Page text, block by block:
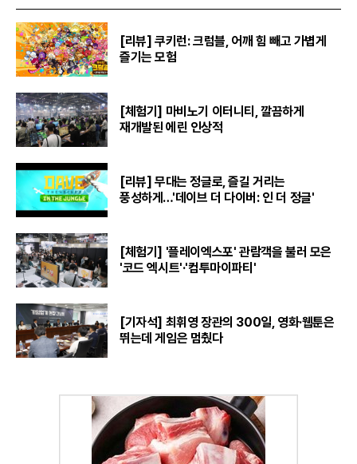
[리뷰] 쿠키런: 크럼블, 어깨 힘 빼고 가볍게
즐기는 모험
[체험기] 마비노기 이터니티, 깔끔하게
재개발된 에린 인상적
[리뷰] 무대는 정글로, 즐길 거리는
풍성하게…'데이브 더 다이버: 인 더 정글'
[체험기] '플레이엑스포' 관람객을 불러 모은
'코드 엑시트'·'컴투마이파티'
[기자석] 최휘영 장관의 300일, 영화·웹툰은
뛰는데 게임은 멈췄다